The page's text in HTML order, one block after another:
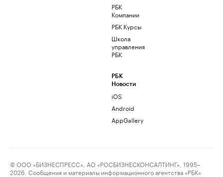
РБК
Компании
РБК Курсы
Школа
управления
РБК
РБК
Новости
iOS
Android
AppGallery
© ООО «БИЗНЕСПРЕСС», АО «РОСБИЗНЕСКОНСАЛТИНГ», 1995–
2026. Сообщения и материалы информационного агентства «РБК»